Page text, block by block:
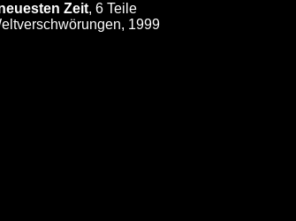
Zeit, 6 Teile
1999